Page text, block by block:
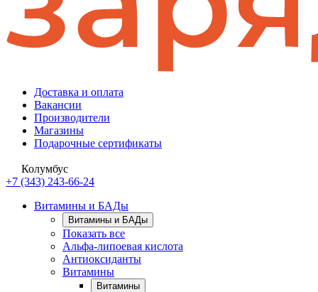
Доставка и оплата
Вакансии
Производители
Магазины
Подарочные сертификаты
Колумбус
+7 (343) 243-66-24
Витамины и БАДы
Витамины и БАДы
Показать все
Альфа-липоевая кислота
Антиоксиданты
Витамины
Витамины